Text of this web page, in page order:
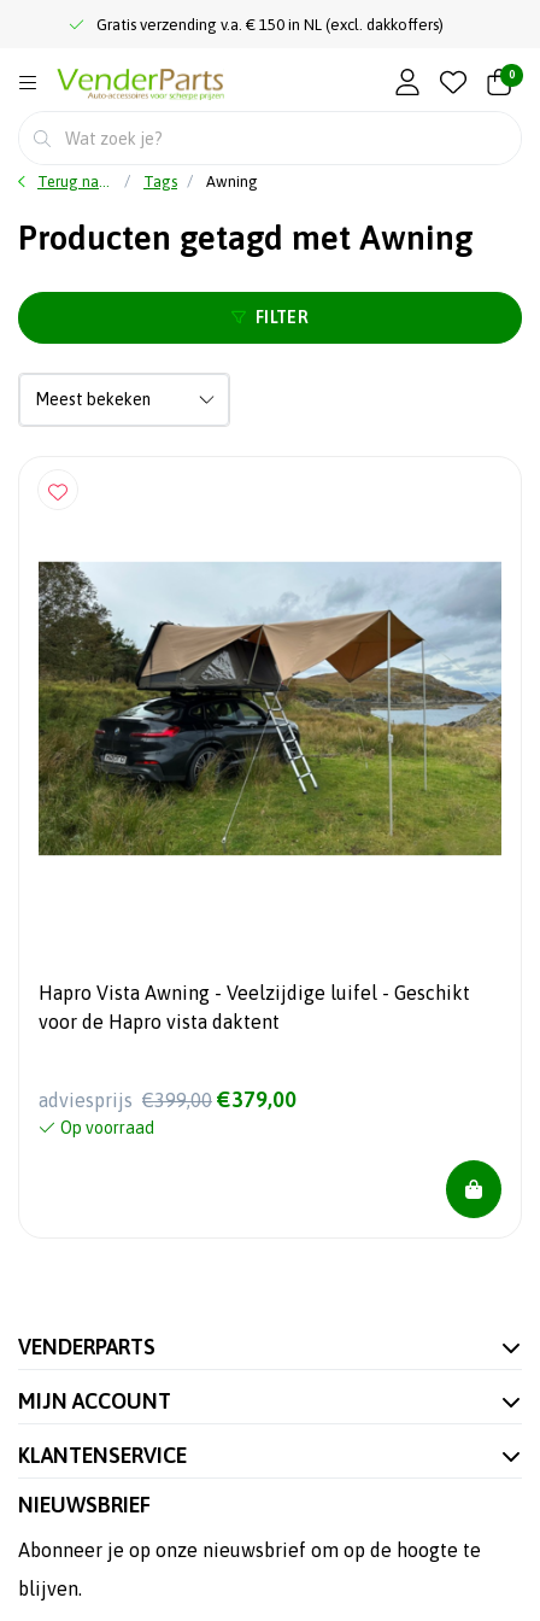
Gratis verzending v.a. € 150 in NL (excl. dakkoffers)
0
Terug naar home Tags Awning
Producten getagd met Awning
FILTER
Hapro Vista Awning - Veelzijdige luifel - Geschikt
voor de Hapro vista daktent
adviesprijs €399,00 €379,00
Op voorraad
VENDERPARTS
MIJN ACCOUNT
KLANTENSERVICE
NIEUWSBRIEF
Abonneer je op onze nieuwsbrief om op de hoogte te
blijven.